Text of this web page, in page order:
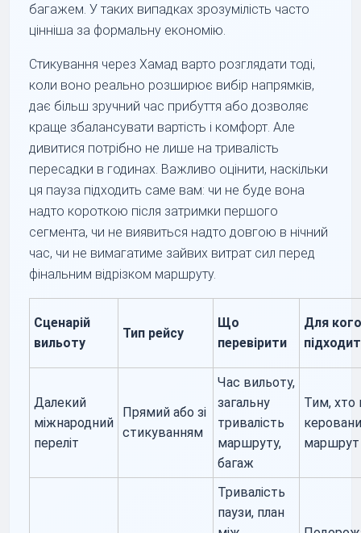
багажем. У таких випадках зрозумілість часто
цінніша за формальну економію.
Стикування через Хамад варто розглядати тоді,
коли воно реально розширює вибір напрямків,
дає більш зручний час прибуття або дозволяє
краще збалансувати вартість і комфорт. Але
дивитися потрібно не лише на тривалість
пересадки в годинах. Важливо оцінити, наскільки
ця пауза підходить саме вам: чи не буде вона
надто короткою після затримки першого
сегмента, чи не виявиться надто довгою в нічний
час, чи не вимагатиме зайвих витрат сил перед
фінальним відрізком маршруту.
Сценарій
вильоту
Тип рейсу
Що
перевірити
Для
Далекий
міжнародний
переліт
Прямий або зі
стикуванням
Час вильоту,
загальну
тривалість
маршруту,
багаж
Тим, хто
маршрут
Тривалість
паузи, план